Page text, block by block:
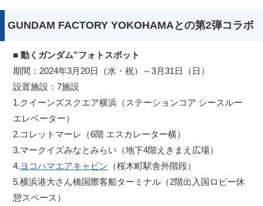
GUNDAM FACTORY YOKOHAMAとの第2弾コラボ
■動くガンダム”フォトスポット
期間：2024年3月20日（水・祝）～3月31日（日）
設置施設：7施設
1.クイーンズスクエア横浜（ステーションコア シースルー
エレベーター）
2.コレットマーレ（6階 エスカレーター横）
3.マークイズみなとみらい（地下4階えきまえ広場）
4.ヨコハマエアキャビン （桜木町駅舎外階段）
5.横浜港大さん橋国際客船ターミナル（2階出入国ロビー休
憩スペース）